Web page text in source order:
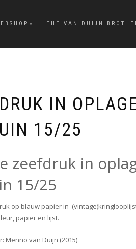
THE VAN DUIJN
IN
15/25
zeefdruk in
15/25
op blauw papier in
papier en lijst.
Menno van Duijn (2015)